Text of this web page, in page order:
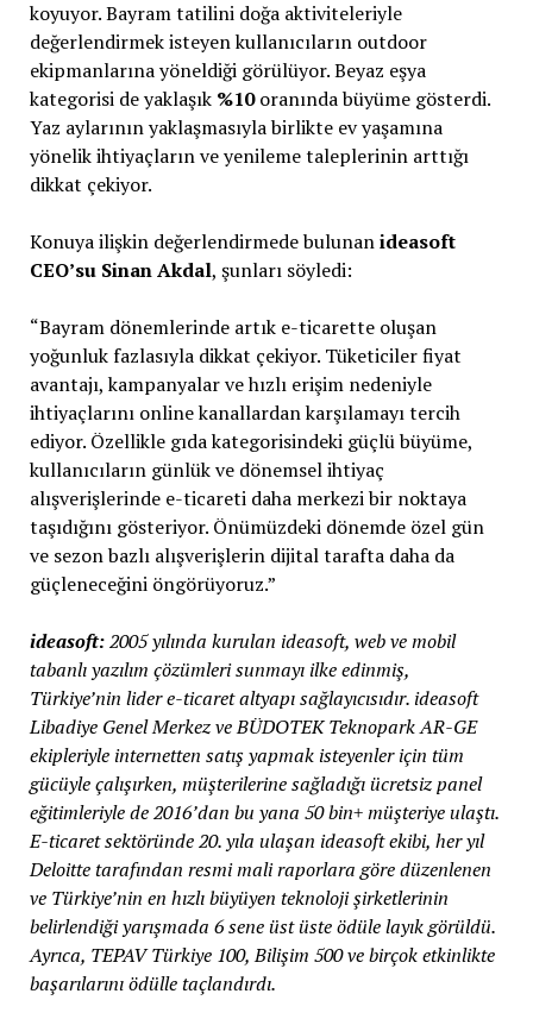
koyuyor. Bayram tatilini doğa aktiviteleriyle
değerlendirmek isteyen kullanıcıların outdoor
ekipmanlarına yöneldiği görülüyor. Beyaz eşya
kategorisi de yaklaşık %10oranında büyüme gösterdi.
Yaz aylarının yaklaşmasıyla birlikte ev yaşamına
yönelik ihtiyaçların ve yenileme taleplerinin arttığı
dikkat çekiyor.
Konuya ilişkin değerlendirmede bulunanideasoft
CEO’su Sinan Akdal, şunları söyledi:
“Bayram dönemlerinde artık e-ticarette oluşan
yoğunluk fazlasıyla dikkat çekiyor. Tüketiciler fiyat
avantajı, kampanyalar ve hızlı erişim nedeniyle
ihtiyaçlarını online kanallardan karşılamayı tercih
ediyor. Özellikle gıda kategorisindeki güçlü büyüme,
kullanıcıların günlük ve dönemsel ihtiyaç
alışverişlerinde e-ticareti daha merkezi bir noktaya
taşıdığını gösteriyor. Önümüzdeki dönemde özel gün
ve sezon bazlı alışverişlerin dijital tarafta daha da
güçleneceğini öngörüyoruz.”
ideasoft:2005 yılında kurulan ideasoft, web ve mobil
tabanlı yazılım çözümleri sunmayı ilke edinmiş,
Türkiye’nin lider e-ticaret altyapı sağlayıcısıdır. ideasoft
Libadiye Genel Merkez ve BÜDOTEK Teknopark AR-GE
ekipleriyle internetten satış yapmak isteyenler için tüm
gücüyle çalışırken, müşterilerine sağladığı ücretsiz panel
eğitimleriyle de 2016’dan bu yana 50 bin+ müşteriye ulaştı.
E-ticaret sektöründe 20. yıla ulaşan ideasoft ekibi, her yıl
Deloitte tarafından resmi mali raporlara göre düzenlenen
ve Türkiye’nin en hızlı büyüyen teknoloji şirketlerinin
belirlendiği yarışmada 6 sene üst üste ödüle layık görüldü.
Ayrıca, TEPAV Türkiye 100, Bilişim 500 ve birçok etkinlikte
başarılarını ödülle taçlandırdı.